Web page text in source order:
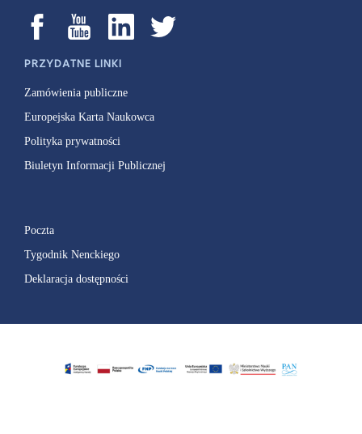
PRZYDATNE LINKI
Zamówienia publiczne
Europejska Karta Naukowca
Polityka prywatności
Biuletyn Informacji Publicznej
Poczta
Tygodnik Nenckiego
Deklaracja dostępności